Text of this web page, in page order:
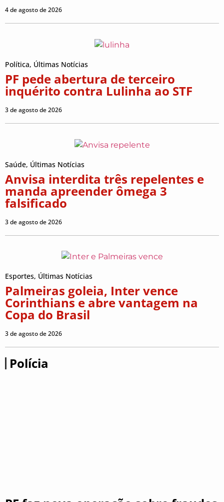
4 de agosto de 2026
Política, Últimas Notícias
PF pede abertura de terceiro
inquérito contra Lulinha ao STF
3 de agosto de 2026
Saúde, Últimas Notícias
Anvisa interdita três repelentes e
manda apreender ômega 3
falsificado
3 de agosto de 2026
Esportes, Últimas Notícias
Palmeiras goleia, Inter vence
Corinthians e abre vantagem na
Copa do Brasil
3 de agosto de 2026
Polícia